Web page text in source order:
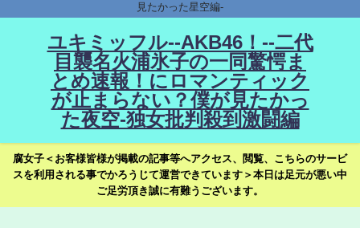
見たかった星空編-
ユキミッフル--AKB46！--二代
目襲名火浦氷子の一同驚愕ま
とめ速報！にロマンティック
が止まらない？僕が見たかっ
た夜空-独女批判殺到激闘編
腐女子＜お客様皆様が掲載の記事等へアクセス、閲覧、こちらのサービ
スを利用される事でかろうじて運営できています＞本日は足元が悪い中
ご足労頂き誠に有難うございます。